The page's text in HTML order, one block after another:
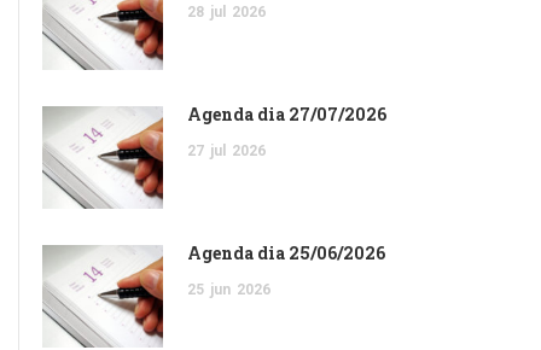
28 jul 2026
Agenda dia 27/07/2026
27 jul 2026
Agenda dia 25/06/2026
25 jun 2026